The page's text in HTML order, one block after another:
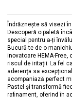
Îndrăznește să visezi
Descoperă o paletă
special pentru a-ți
Bucură-te de o
inovatoare HEMA-
riscul de iritații. La fel
aderența sa
acompaniază perfect
Pastel și transformă
rafinament, oferind în